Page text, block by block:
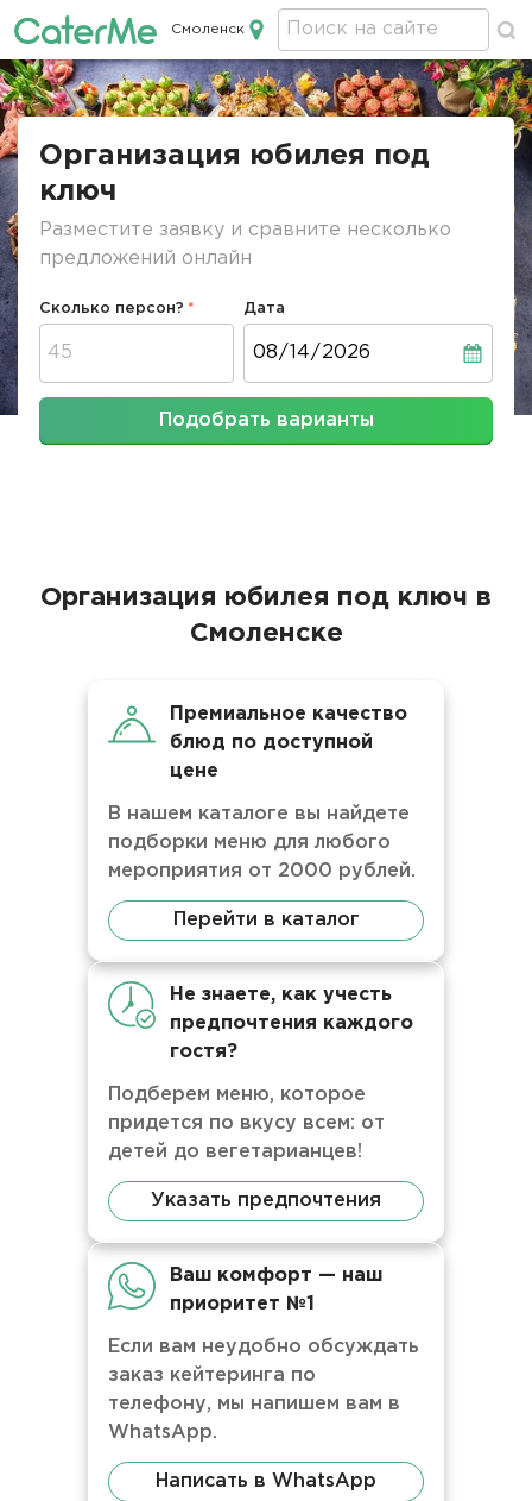
Кейтеринг в Смоленске
Смоленск
Строка
Организация юбилея под
ключ
Разместите заявку и сравните несколько
предложений онлайн
Сколько персон? Дата
Подобрать варианты
Организация юбилея под ключ в
Смоленске
Премиальное качество
блюд по доступной
цене
В нашем каталоге вы найдете
подборки меню для любого
мероприятия от 2000 рублей.
Перейти в каталог
Не знаете, как учесть
предпочтения каждого
гостя?
Подберем меню, которое
придется по вкусу всем: от
детей до вегетарианцев!
Указать предпочтения
Ваш комфорт — наш
приоритет №1
Если вам неудобно обсуждать
заказ кейтеринга по
телефону, мы напишем вам в
WhatsApp.
Написать в WhatsApp